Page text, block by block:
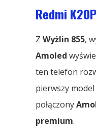
Redmi
Z Wyżlin 855,
Amoled
ten telefon
pierwszy
połączony
premium.